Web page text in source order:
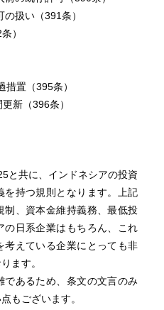
扱い（391条）
）
置（395条）
新（396条）
と共に、インドネシアの投資
を持つ規則となります。上記
制、資本金維持義務、最低投
の日系企業はもちろん、これ
考えている企業にとっても非
ます。
であるため、条文の文言のみ
もございます。